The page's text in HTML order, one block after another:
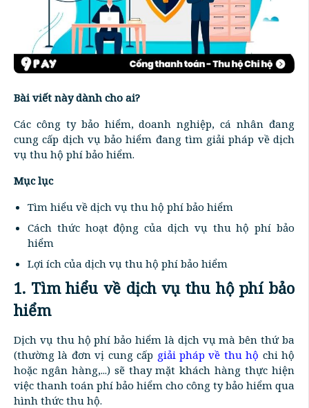
Bài viết này dành cho ai?
Các công ty bảo hiểm, doanh nghiệp, cá nhân đang
cung cấp dịch vụ bảo hiểm đang tìm giải pháp về dịch
vụ thu hộ phí bảo hiểm.
Mục lục
Tìm hiểu về dịch vụ thu hộ phí bảo hiểm
Cách thức hoạt động của dịch vụ thu hộ phí bảo
hiểm
Lợi ích của dịch vụ thu hộ phí bảo hiểm
1. Tìm hiểu về dịch vụ thu hộ phí bảo
hiểm
Dịch vụ thu hộ phí bảo hiểm là dịch vụ mà bên thứ ba
(thường là đơn vị cung cấp giải pháp về thu hộ chi hộ
hoặc ngân hàng,...) sẽ thay mặt khách hàng thực hiện
việc thanh toán phí bảo hiểm cho công ty bảo hiểm qua
hình thức thu hộ.